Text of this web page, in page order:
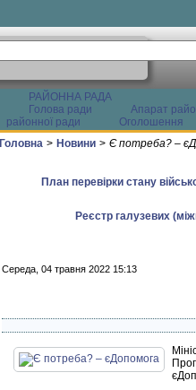
РАЙОННА РАДА
Голова ради
Апарат
районної ради
Оголошення
Головна > Новини > Є потреба? –
План перевірки стану
Реєстр галузевих
Середа, 04 травня 2022 15:13